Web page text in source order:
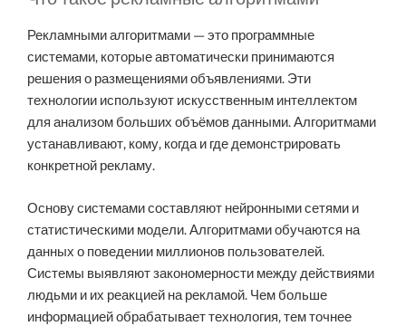
Рекламными алгоритмами — это программные
системами, которые автоматически принимаются
решения о размещениями объявлениями. Эти
технологии используют искусственным интеллектом
для анализом больших объёмов данными. Алгоритмами
устанавливают, кому, когда и где демонстрировать
конкретной рекламу.
Основу системами составляют нейронными сетями и
статистическими модели. Алгоритмами обучаются на
данных о поведении миллионов пользователей.
Системы выявляют закономерности между действиями
людьми и их реакцией на рекламой. Чем больше
информацией обрабатывает технология, тем точнее